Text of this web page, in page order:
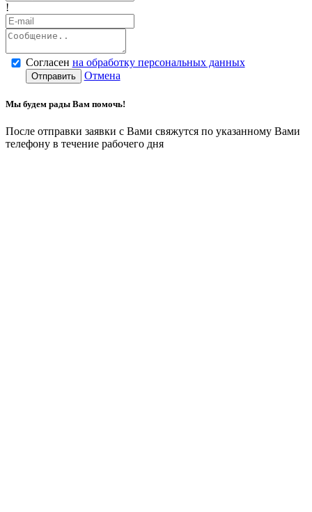
!
Согласен на обработку персональных данных
Отправить Отмена
Мы будем рады Вам помочь!
После отправки заявки с Вами свяжутся по указанному Вами
телефону в течение рабочего дня